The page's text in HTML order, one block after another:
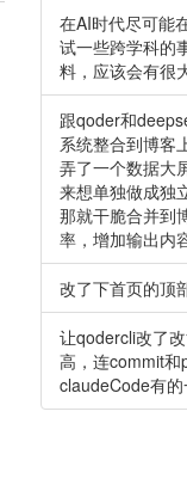
在AI时代尽可能
试一些跨学科的
料，应该会有很
跟qoder和
系统整合到博客
弄了一个数据大
来想单独做成独
那就干脆合并到
率，增加输出内
改了下首页的顶
让qodercli改了
高，连commit和
claudeCode有的